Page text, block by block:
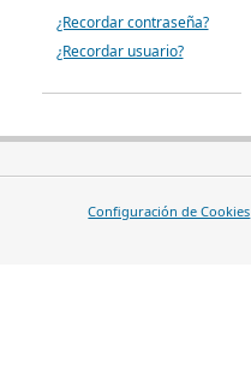
¿Recordar contraseña?
¿Recordar usuario?
Configuración de Cookies